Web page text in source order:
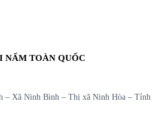
NẤM TOÀN QUỐC
– Xã Ninh Bình – Thị xã Ninh Hòa – Tỉnh